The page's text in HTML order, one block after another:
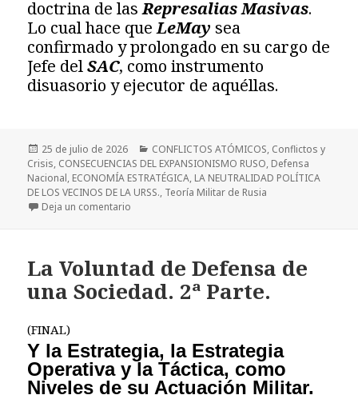
doctrina de lasRepresalias Masivas.
Lo cual hace queLeMay sea
confirmado y prolongado en su cargo de
Jefe delSAC, como instrumento
disuasorio y ejecutor de aquéllas.
Publicado
el
25 de julio de 2026 Categorías
CONFLICTOS ATÓMICOS, Conflictos y
Crisis, CONSECUENCIAS DEL EXPANSIONISMO RUSO, Defensa
Nacional, ECONOMÍA ESTRATÉGICA, LA NEUTRALIDAD POLÍTICA
DE LOS VECINOS DE LA URSS., Teoría Militar de Rusia
Deja un comentario
La Voluntad de Defensa de
una Sociedad. 2ª Parte.
(FINAL)
Y la Estrategia, la Estrategia
Operativa y la Táctica, como
Niveles de su Actuación Militar.